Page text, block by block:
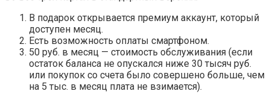
В подарок открывается премиум аккаунт, который
доступен месяц.
Есть возможность оплаты смартфоном.
50 руб. в месяц — стоимость обслуживания (если
остаток баланса не опускался ниже 30 тысяч руб.
или покупок со счета было совершено больше, чем
на 5 тыс. в месяц плата не взимается).